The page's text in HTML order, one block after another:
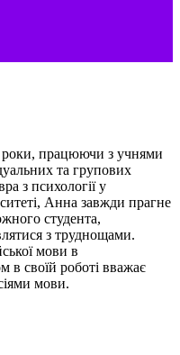
роки, працюючи з учнями
та групових
з психології у
Анна завжди прагне
студента,
з труднощами.
мови в
в своїй роботі вважає
мови.